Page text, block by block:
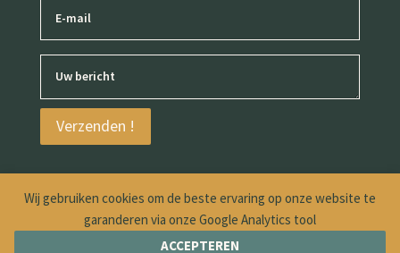
Wij gebruiken cookies om de beste ervaring op onze website te
garanderen via onze Google Analytics tool
ACCEPTEREN
Door dit formulier in te dienen, ga ik ermee akkoord
dat de ingevoerde informatie door Via Natura kan
worden gebruikt in verband met mijn verzoek.
Verzenden !
PRIVACYBELEID VAN DE WEBSITE
© 2022 - Alle rechten voorbehouden -Creatie van de